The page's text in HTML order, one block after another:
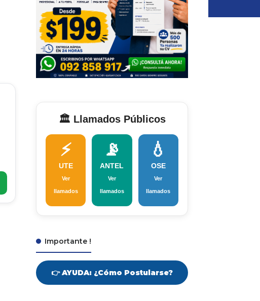
🏛️ Llamados Públicos
⚡
UTE
Ver
llamados
📡
ANTEL
Ver
llamados
💧
OSE
Ver
llamados
Importante !
👉 AYUDA: ¿Cómo Postularse?